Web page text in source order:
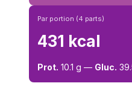
Par portion (4 parts)
431 kcal
Prot. 10.1 g — Gluc.